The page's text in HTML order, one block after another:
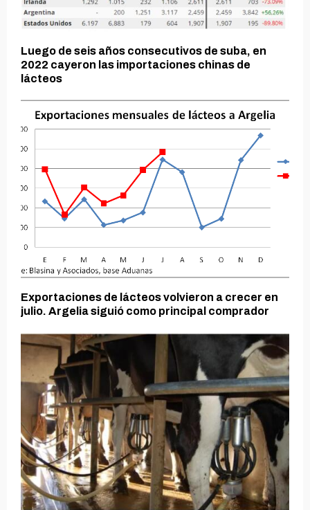
Luego de seis años consecutivos de suba, en
2022 cayeron las importaciones chinas de
lácteos
Exportaciones de lácteos volvieron a crecer en
julio. Argelia siguió como principal comprador